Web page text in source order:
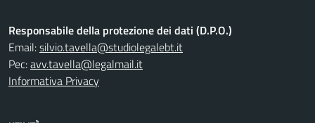
Responsabile della protezione dei dati (D.P.O.)
Email:silvio.tavella@studiolegalebt.it
Pec:avv.tavella@legalmail.it
Informativa Privacy